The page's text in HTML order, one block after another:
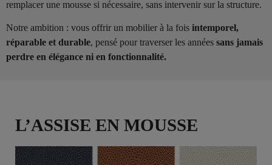
remplacer une mousse si nécessaire, sans intervenir sur la structure.
Notre ambition : vous offrir un mobilier à la fois intemporel,
réparable et durable, pensé pour traverser les années sans jamais
perdre en élégance ni en fonctionnalité.
L’ASSISE EN MOUSSE